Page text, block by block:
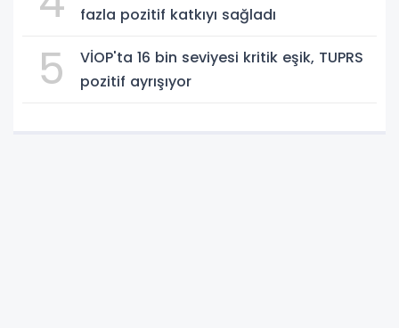
fazla pozitif katkıyı sağladı
5
VİOP'ta 16 bin seviyesi kritik eşik, TUPRS
pozitif ayrışıyor